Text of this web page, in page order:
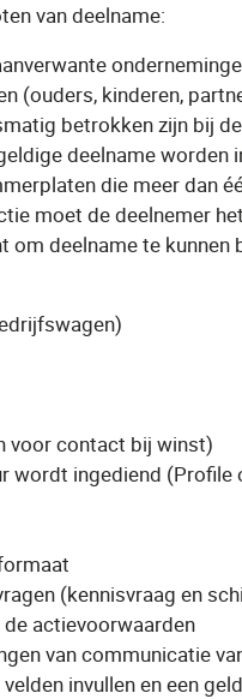
van deelname:
(ouders, kinderen,
betrokken zijn bij
deelname
die meer dan
moet de deelnemer
om deelname te kunnen
voor contact bij winst)
wordt ingediend (Profile
(kennisvraag en
actievoorwaarden
van communicatie
invullen en een